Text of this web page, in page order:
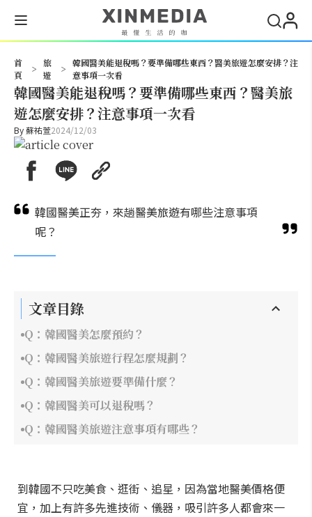
首
頁
>
旅
遊
>
韓國醫美能退稅嗎？要準備哪些東西？醫美旅遊怎麼安排？注
意事項一次看
韓國醫美能退稅嗎？要準備哪些東西？醫美旅
遊怎麼安排？注意事項一次看
By蘇祐萱2024/12/03
韓國醫美正夯，來趟醫美旅遊有哪些注意事項
呢？
文章目錄
Q：韓國醫美怎麼預約？
Q：韓國醫美旅遊行程怎麼規劃？
Q：韓國醫美旅遊要準備什麼？
Q：韓國醫美可以退稅嗎？
Q：韓國醫美旅遊注意事項有哪些？
到韓國不只吃美食、逛街、追星，因為當地醫美價格便
宜，加上有許多先進技術、儀器，吸引許多人都會來一